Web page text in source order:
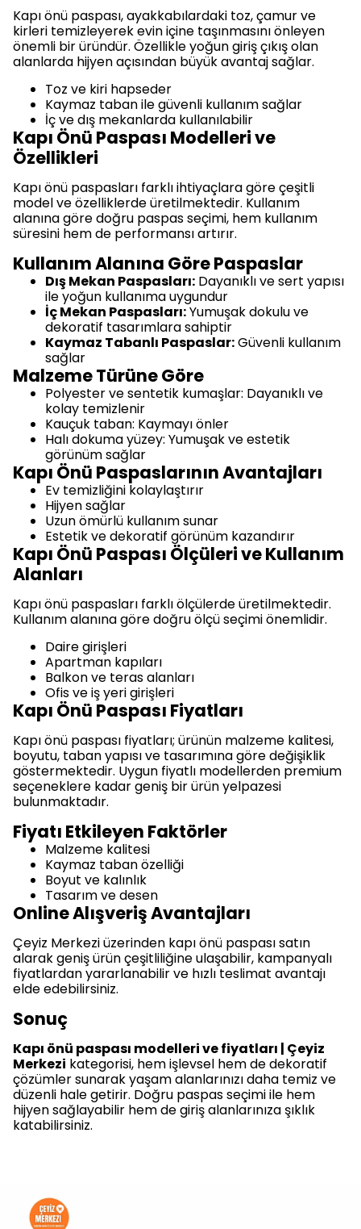
Kapı önü paspası, ayakkabılardaki toz, çamur ve
kirleri temizleyerek evin içine taşınmasını önleyen
önemli bir üründür. Özellikle yoğun giriş çıkış olan
alanlarda hijyen açısından büyük avantaj sağlar.
Toz ve kiri hapseder
Kaymaz taban ile güvenli kullanım sağlar
İç ve dış mekanlarda kullanılabilir
Kapı Önü Paspası Modelleri ve
Özellikleri
Kapı önü paspasları farklı ihtiyaçlara göre çeşitli
model ve özelliklerde üretilmektedir. Kullanım
alanına göre doğru paspas seçimi, hem kullanım
süresini hem de performansı artırır.
Kullanım Alanına Göre Paspaslar
Dış Mekan Paspasları: Dayanıklı ve sert yapısı
ile yoğun kullanıma uygundur
İç Mekan Paspasları:Yumuşak dokulu ve
dekoratif tasarımlara sahiptir
Kaymaz Tabanlı Paspaslar:Güvenli kullanım
sağlar
Malzeme Türüne Göre
Polyester ve sentetik kumaşlar: Dayanıklı ve
kolay temizlenir
Kauçuk taban: Kaymayı önler
Halı dokuma yüzey: Yumuşak ve estetik
görünüm sağlar
Kapı Önü Paspaslarının Avantajları
Ev temizliğini kolaylaştırır
Hijyen sağlar
Uzun ömürlü kullanım sunar
Estetik ve dekoratif görünüm kazandırır
Kapı Önü Paspası Ölçüleri ve Kullanım
Alanları
Kapı önü paspasları farklı ölçülerde üretilmektedir.
Kullanım alanına göre doğru ölçü seçimi önemlidir.
Daire girişleri
Apartman kapıları
Balkon ve teras alanları
Ofis ve iş yeri girişleri
Kapı Önü Paspası Fiyatları
Kapı önü paspası fiyatları; ürünün malzeme kalitesi,
boyutu, taban yapısı ve tasarımına göre değişiklik
göstermektedir. Uygun fiyatlı modellerden premium
seçeneklere kadar geniş bir ürün yelpazesi
bulunmaktadır.
Fiyatı Etkileyen Faktörler
Malzeme kalitesi
Kaymaz taban özelliği
Boyut ve kalınlık
Tasarım ve desen
Online Alışveriş Avantajları
Çeyiz Merkezi üzerinden kapı önü paspası satın
alarak geniş ürün çeşitliliğine ulaşabilir, kampanyalı
fiyatlardan yararlanabilir ve hızlı teslimat avantajı
elde edebilirsiniz.
Sonuç
Kapı önü paspası modelleri ve fiyatları | Çeyiz
Merkezi kategorisi, hem işlevsel hem de dekoratif
çözümler sunarak yaşam alanlarınızı daha temiz ve
düzenli hale getirir. Doğru paspas seçimi ile hem
hijyen sağlayabilir hem de giriş alanlarınıza şıklık
katabilirsiniz.